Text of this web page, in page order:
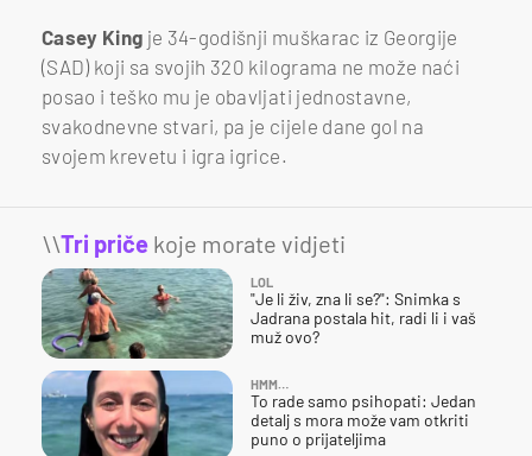
Casey King je 34-godišnji muškarac iz Georgije
(SAD) koji sa svojih 320 kilograma ne može naći
posao i teško mu je obavljati jednostavne,
svakodnevne stvari, pa je cijele dane gol na
svojem krevetu i igra igrice.
\\Tri priče koje morate vidjeti
LOL
"Je li živ, zna li se?": Snimka s
Jadrana postala hit, radi li i vaš
muž ovo?
HMM…
To rade samo psihopati: Jedan
detalj s mora može vam otkriti
puno o prijateljima